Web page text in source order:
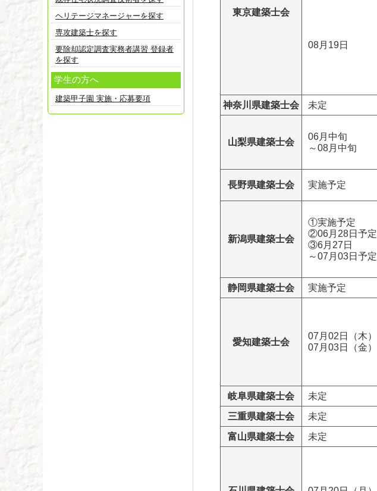
東京建築士会
08月19日
神奈川県建築士会
未定
山梨県建築士会
06月中旬
～08月中旬
長野県建築士会 実施予定
新潟県建築士会
①実施予定
②06月28日予定
③6月27日
～07月03日予定
静岡県建築士会 実施予定
愛知建築士会
07月02日（木）
07月03日（金）
岐阜県建築士会
未定
三重県建築士会
未定
富山県建築士会
未定
ヘリテージマネージャーを探す
専攻建築士を探す
要除却認定調査実務者講習 登録者
を探す
学生の方へ
建築甲子園 実施・応募要項